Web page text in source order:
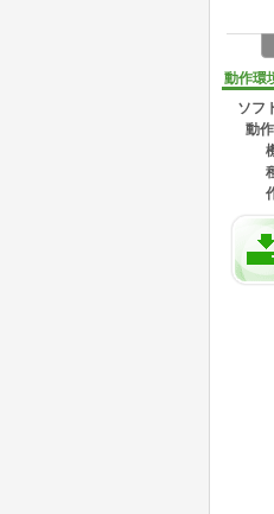
動作環
ソフ
動